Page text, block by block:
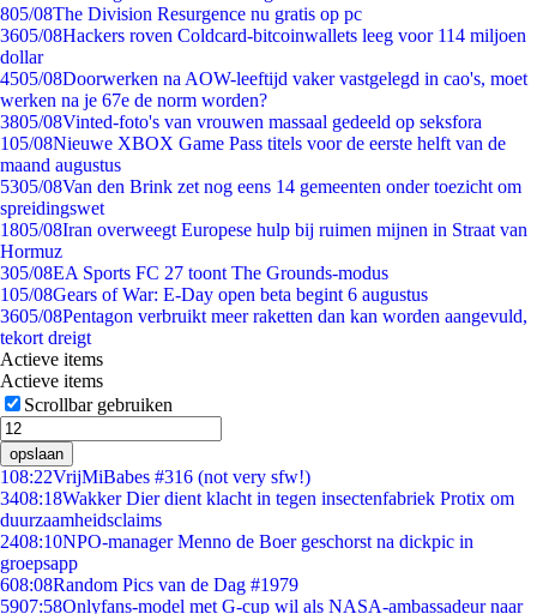
805/08The Division Resurgence nu gratis op pc
3605/08Hackers roven Coldcard-bitcoinwallets leeg voor 114 miljoen
dollar
4505/08Doorwerken na AOW-leeftijd vaker vastgelegd in cao's, moet
werken na je 67e de norm worden?
3805/08Vinted-foto's van vrouwen massaal gedeeld op seksfora
105/08Nieuwe XBOX Game Pass titels voor de eerste helft van de
maand augustus
5305/08Van den Brink zet nog eens 14 gemeenten onder toezicht om
spreidingswet
1805/08Iran overweegt Europese hulp bij ruimen mijnen in Straat van
Hormuz
305/08EA Sports FC 27 toont The Grounds-modus
105/08Gears of War: E-Day open beta begint 6 augustus
3605/08Pentagon verbruikt meer raketten dan kan worden aangevuld,
tekort dreigt
Actieve items
Actieve items
Scrollbar gebruiken
opslaan
108:22VrijMiBabes #316 (not very sfw!)
3408:18Wakker Dier dient klacht in tegen insectenfabriek Protix om
duurzaamheidsclaims
2408:10NPO-manager Menno de Boer geschorst na dickpic in
groepsapp
608:08Random Pics van de Dag #1979
5907:58Onlyfans-model met G-cup wil als NASA-ambassadeur naar